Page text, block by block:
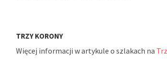
TRZY KORONY
Więcej informacji w artykule o szlakach na